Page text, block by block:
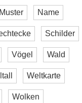
Muster Name
Schilder
Vögel Wald
Weltkarte
Wolken